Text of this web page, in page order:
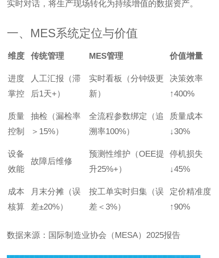
实时对话，将生产现场转化为持续增值的数据资产。
一、MES系统定位与价值
维度 传统管理 MES管理 价值增量
进度
掌控
人工汇报（滞
后1天+）
实时看板（分钟级更
新）
决策效率
↑400%
质量
控制
抽检（漏检率
＞15%）
全流程参数绑定（追
溯率100%）
质量成本
↓30%
设备
效能
故障后维修
预测性维护（OEE提
升25%+）
停机损失
↓45%
成本
核算
月末分摊（误
差±20%）
按工单实时归集（误
差＜3%）
定价精准度
↑90%
数据来源：国际制造业协会（MESA）2025报告